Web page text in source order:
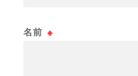
名前 ※